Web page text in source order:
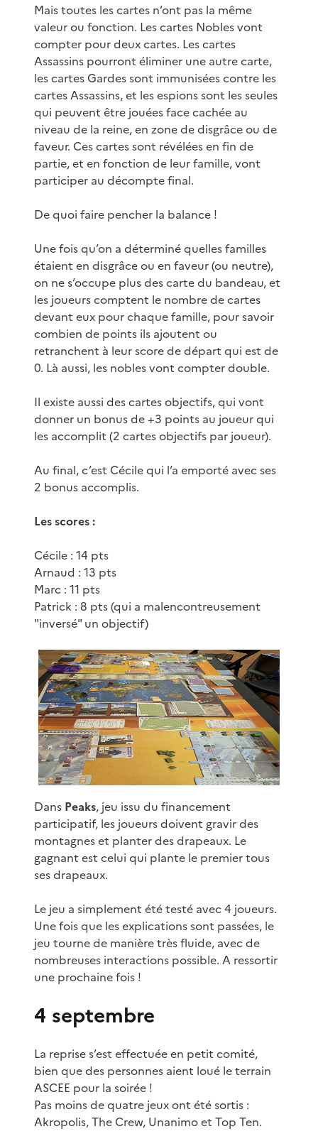
Mais toutes les cartes n’ont pas la même
valeur ou fonction. Les cartes Nobles vont
compter pour deux cartes. Les cartes
Assassins pourront éliminer une autre carte,
les cartes Gardes sont immunisées contre les
cartes Assassins, et les espions sont les seules
qui peuvent être jouées face cachée au
niveau de la reine, en zone de disgrâce ou de
faveur. Ces cartes sont révélées en fin de
partie, et en fonction de leur famille, vont
participer au décompte final.
De quoi faire pencher la balance !
Une fois qu’on a déterminé quelles familles
étaient en disgrâce ou en faveur (ou neutre),
on ne s’occupe plus des carte du bandeau, et
les joueurs comptent le nombre de cartes
devant eux pour chaque famille, pour savoir
combien de points ils ajoutent ou
retranchent à leur score de départ qui est de
0. Là aussi, les nobles vont compter double.
Il existe aussi des cartes objectifs, qui vont
donner un bonus de +3 points au joueur qui
les accomplit (2 cartes objectifs par joueur).
Au final, c’est Cécile qui l’a emporté avec ses
2 bonus accomplis.
Les scores :
Cécile : 14 pts
Arnaud : 13 pts
Marc : 11 pts
Patrick : 8 pts (qui a malencontreusement
"inversé" un objectif)
Dans Peaks, jeu issu du financement
participatif, les joueurs doivent gravir des
montagnes et planter des drapeaux. Le
gagnant est celui qui plante le premier tous
ses drapeaux.
Le jeu a simplement été testé avec 4 joueurs.
Une fois que les explications sont passées, le
jeu tourne de manière très fluide, avec de
nombreuses interactions possible. A ressortir
une prochaine fois !
4 septembre
La reprise s’est effectuée en petit comité,
bien que des personnes aient loué le terrain
ASCEE pour la soirée !
Pas moins de quatre jeux ont été sortis :
Akropolis, The Crew, Unanimo et Top Ten.